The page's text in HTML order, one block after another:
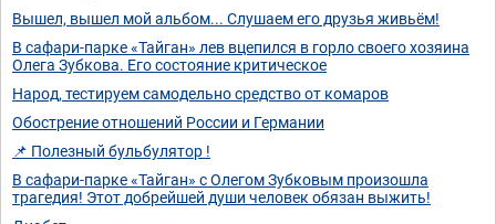
Вышел, вышел мой альбом... Слушаем его друзья живьём!
В сафари-парке «Тайган» лев вцепился в горло своего хозяина
Олега Зубкова. Его состояние критическое
Народ, тестируем самодельно средство от комаров
Обострение отношений России и Германии
📌 Полезный бульбулятор !
В сафари-парке «Тайган» с Олегом Зубковым произошла
трагедия! Этот добрейшей души человек обязан выжить!